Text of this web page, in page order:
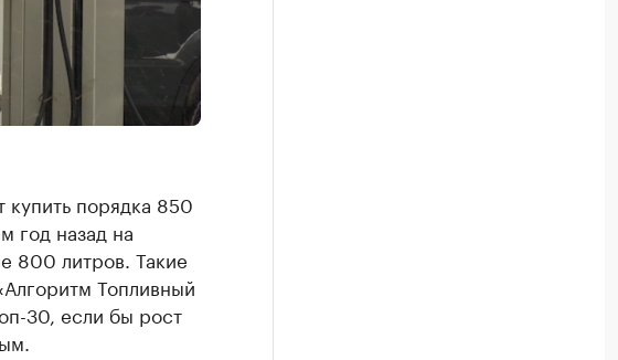
порядка 850
год назад на
800 литров. Такие
Топливный
30, если бы рост